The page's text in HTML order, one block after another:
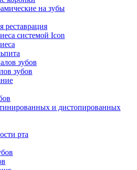
на зубы
реставрация
системой Icon
зубов
зубов
и дистопированных
рта